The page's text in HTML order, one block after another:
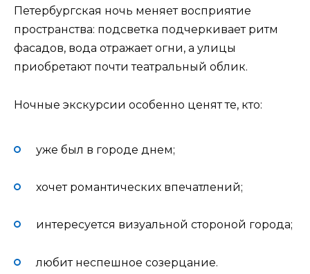
Петербургская ночь меняет восприятие
пространства: подсветка подчеркивает ритм
фасадов, вода отражает огни, а улицы
приобретают почти театральный облик.
Ночные экскурсии особенно ценят те, кто:
уже был в городе днем;
хочет романтических впечатлений;
интересуется визуальной стороной города;
любит неспешное созерцание.